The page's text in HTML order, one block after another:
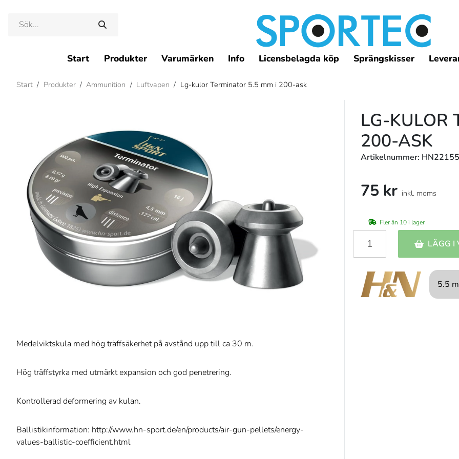
Start Produkter Varumärken Info Licensbelagda köp Sprängskisser
Start / Produkter / Ammunition / Luftvapen / Lg-kulor Terminator 5.5 mm i 200-ask
LG-KULOR
200-ASK
Artikelnummer:
75 kr inkl. moms
Fler än 10 i lager
LÄGG I
5.5
Medelviktskula med hög träffsäkerhet på avstånd upp till ca 30 m.
Hög träffstyrka med utmärkt expansion och god penetrering.
Kontrollerad deformering av kulan.
Ballistikinformation: http://www.hn-sport.de/en/products/air-gun-pellets/energy-
values-ballistic-coefficient.html